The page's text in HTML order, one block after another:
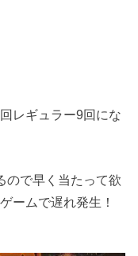
レギュラー9回にな
ので早く当たって欲
ームで遅れ発生！